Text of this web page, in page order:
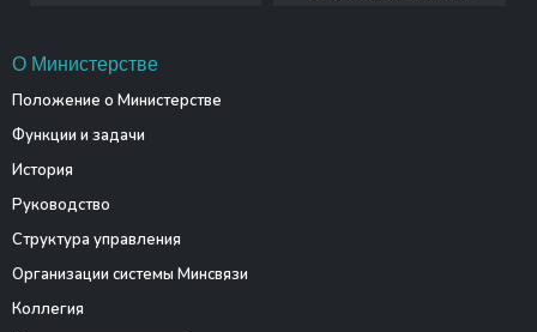
О Министерстве
Положение о Министерстве
Функции и задачи
История
Руководство
Структура управления
Организации системы Минсвязи
Коллегия